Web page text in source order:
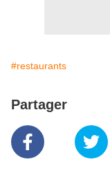
#restaurants
Partager